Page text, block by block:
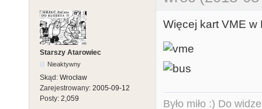
Starszy Atarowiec
Nieaktywny
Skąd: Wrocław
Zarejestrowany: 2005-09-12
Posty: 2,059
Więcej kart VME w
Było miło :) Do